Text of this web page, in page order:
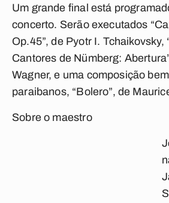
Um grande final está
concerto. Serão executados
Op.45”, de Pyotr I. Tchaikovsky,
Cantores de Nümberg:
Wagner, e uma composição
paraibanos, “Bolero”, de
Sobre o maestro